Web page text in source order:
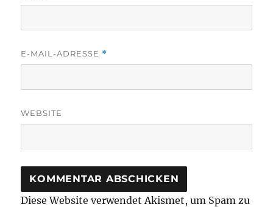
E-MAIL-ADRESSE *
WEBSITE
Diese Website verwendet Akismet, um Spam zu